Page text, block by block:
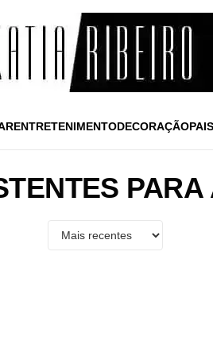
ENTRETENIMENTODECORAÇÃO
PARA